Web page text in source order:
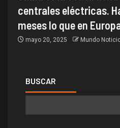
centrales eléctricas.
meses lo que en
mayo 20, 2025 Mundo
BUSCAR